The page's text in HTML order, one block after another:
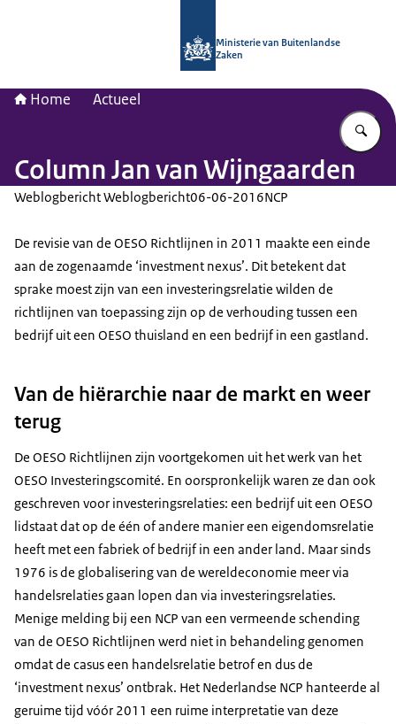
Ministerie van Buitenlandse
Zaken
Home Actueel
Column Jan van Wijngaarden
Weblogbericht Weblogbericht06-06-2016NCP
De revisie van de OESO Richtlijnen in 2011 maakte een einde
aan de zogenaamde ‘investment nexus’. Dit betekent dat
sprake moest zijn van een investeringsrelatie wilden de
richtlijnen van toepassing zijn op de verhouding tussen een
bedrijf uit een OESO thuisland en een bedrijf in een gastland.
Van de hiërarchie naar de markt en weer
terug
De OESO Richtlijnen zijn voortgekomen uit het werk van het
OESO Investeringscomité. En oorspronkelijk waren ze dan ook
geschreven voor investeringsrelaties: een bedrijf uit een OESO
lidstaat dat op de één of andere manier een eigendomsrelatie
heeft met een fabriek of bedrijf in een ander land. Maar sinds
1976 is de globalisering van de wereldeconomie meer via
handelsrelaties gaan lopen dan via investeringsrelaties.
Menige melding bij een NCP van een vermeende schending
van de OESO Richtlijnen werd niet in behandeling genomen
omdat de casus een handelsrelatie betrof en dus de
‘investment nexus’ ontbrak. Het Nederlandse NCP hanteerde al
geruime tijd vóór 2011 een ruime interpretatie van deze